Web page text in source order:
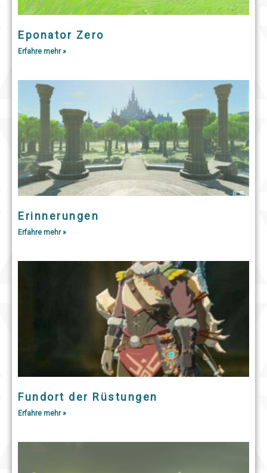
Eponator Zero
Erfahre mehr »
Erinnerungen
Erfahre mehr »
Fundort der Rüstungen
Erfahre mehr »